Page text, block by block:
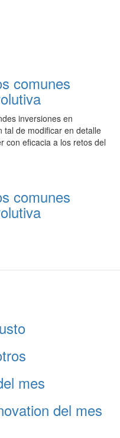
comunes
inversiones en
tal de modificar en detalle
con eficacia a los retos del
comunes
mes
del mes